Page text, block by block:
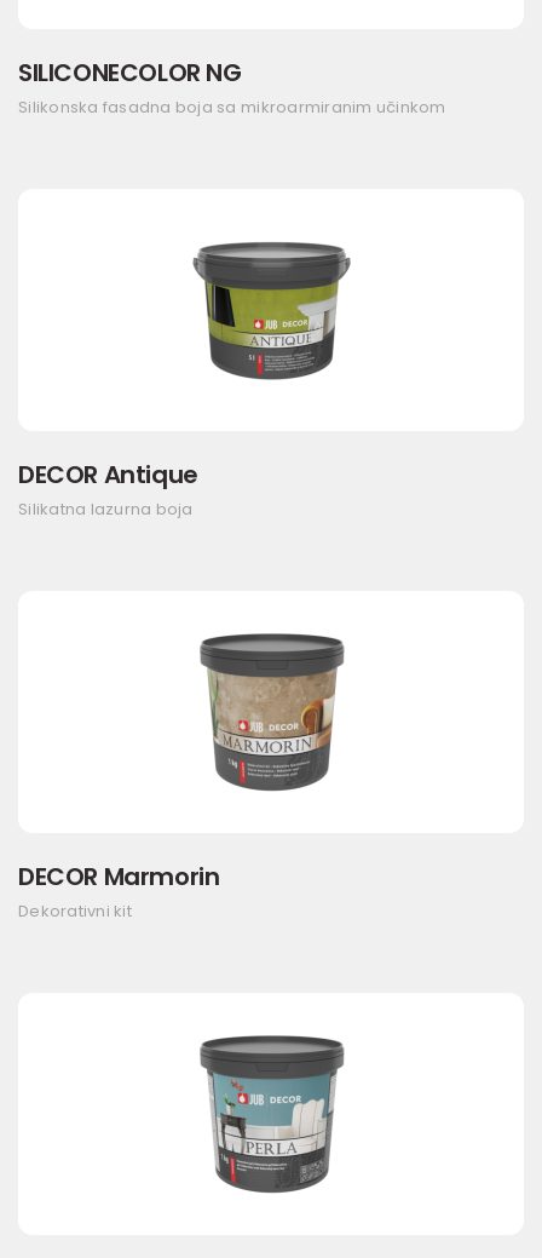
SILICONECOLOR NG
Silikonska fasadna boja sa mikroarmiranim učinkom
DECOR Antique
Silikatna lazurna boja
DECOR Marmorin
Dekorativni kit